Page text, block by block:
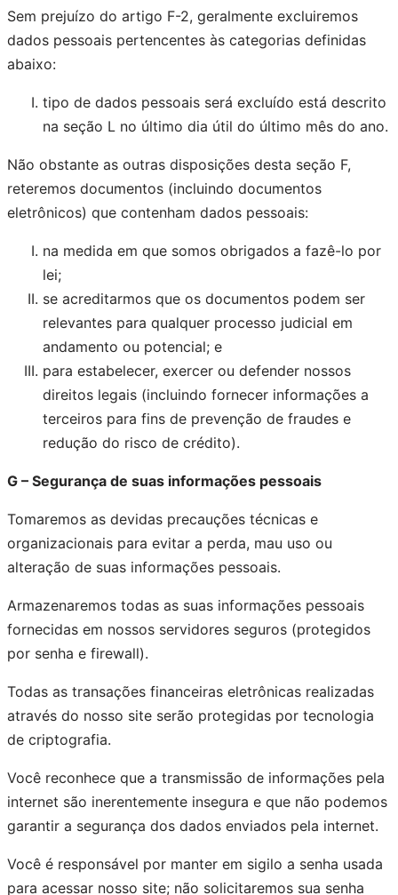
Sem prejuízo do artigo F-2, geralmente excluiremos
dados pessoais pertencentes às categorias definidas
abaixo:
tipo de dados pessoais será excluído está descrito
na seção L no último dia útil do último mês do ano.
Não obstante as outras disposições desta seção F,
reteremos documentos (incluindo documentos
eletrônicos) que contenham dados pessoais:
na medida em que somos obrigados a fazê-lo por
lei;
se acreditarmos que os documentos podem ser
relevantes para qualquer processo judicial em
andamento ou potencial; e
para estabelecer, exercer ou defender nossos
direitos legais (incluindo fornecer informações a
terceiros para fins de prevenção de fraudes e
redução do risco de crédito).
G – Segurança de suas informações pessoais
Tomaremos as devidas precauções técnicas e
organizacionais para evitar a perda, mau uso ou
alteração de suas informações pessoais.
Armazenaremos todas as suas informações pessoais
fornecidas em nossos servidores seguros (protegidos
por senha e firewall).
Todas as transações financeiras eletrônicas realizadas
através do nosso site serão protegidas por tecnologia
de criptografia.
Você reconhece que a transmissão de informações pela
internet são inerentemente insegura e que não podemos
garantir a segurança dos dados enviados pela internet.
Você é responsável por manter em sigilo a senha usada
para acessar nosso site; não solicitaremos sua senha